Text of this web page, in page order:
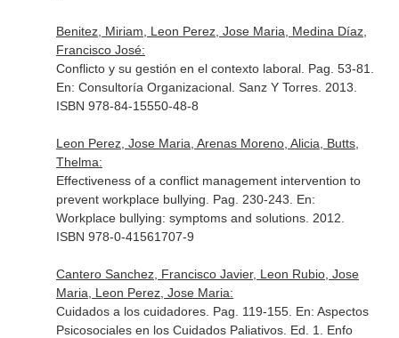
Benitez, Miriam, Leon Perez, Jose Maria, Medina Díaz,
Francisco José:
Conflicto y su gestión en el contexto laboral. Pag. 53-81.
En: Consultoría Organizacional. Sanz Y Torres. 2013.
ISBN 978-84-15550-48-8
Leon Perez, Jose Maria, Arenas Moreno, Alicia, Butts,
Thelma:
Effectiveness of a conflict management intervention to
prevent workplace bullying. Pag. 230-243. En:
Workplace bullying: symptoms and solutions. 2012.
ISBN 978-0-41561707-9
Cantero Sanchez, Francisco Javier, Leon Rubio, Jose
Maria, Leon Perez, Jose Maria:
Cuidados a los cuidadores. Pag. 119-155. En: Aspectos
Psicosociales en los Cuidados Paliativos. Ed. 1. Enfo